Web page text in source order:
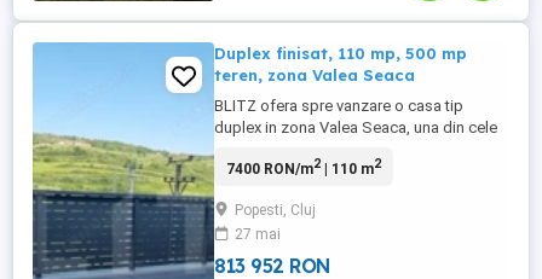
Duplex finisat, 110 mp, 500 mp
teren, zona Valea Seaca
BLITZ ofera spre vanzare o casa tip
duplex in zona Valea Seaca, una din cele
este la 5 minute de mers pe jos, iar pana in
Casa este dispusa pe 2 nivele, parterul
fiind compus din 2 dormitoare si al treilea
dormitor cu ...
7400 RON/m2| 110 m2
Popesti, Cluj
27 mai
813 952 RON